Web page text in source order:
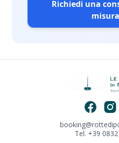
Richiedi una
misura
Tel. +39